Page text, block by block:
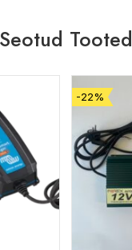
Seotud Tooted
-22%